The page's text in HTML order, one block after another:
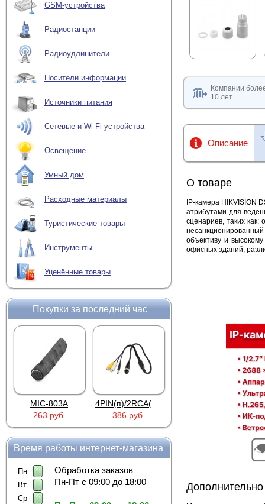
GSM-устройства
Радиостанции
Радиоудлинители
Носители информации
Источники питания
Сетевые и Wi-Fi устройства
Освещение
Умный дом
Расходные материалы
Туристические товары
Инструменты
Уценённые товары
Покупки за последний час
386 руб.
386 руб.
DJK-11Y(1м-2п) U3-1L
Время работы интернет-магазина
Пн
Вт
Ср
Обработка заказов
Пн-Пт с 09:00 до 18:00
Компании
10 лет
Описание
О товаре
IP-камера HIKVISION
атрибутами для
сценариев, таких
объективу и
офисных зданий,
Дополнительно